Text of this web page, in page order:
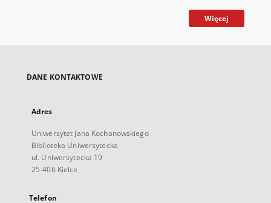
Więcej
DANE KONTAKTOWE
Adres
Uniwersytet Jana Kochanowskiego
Biblioteka Uniwersytecka
ul. Uniwersytecka 19
25-406 Kielce
Telefon